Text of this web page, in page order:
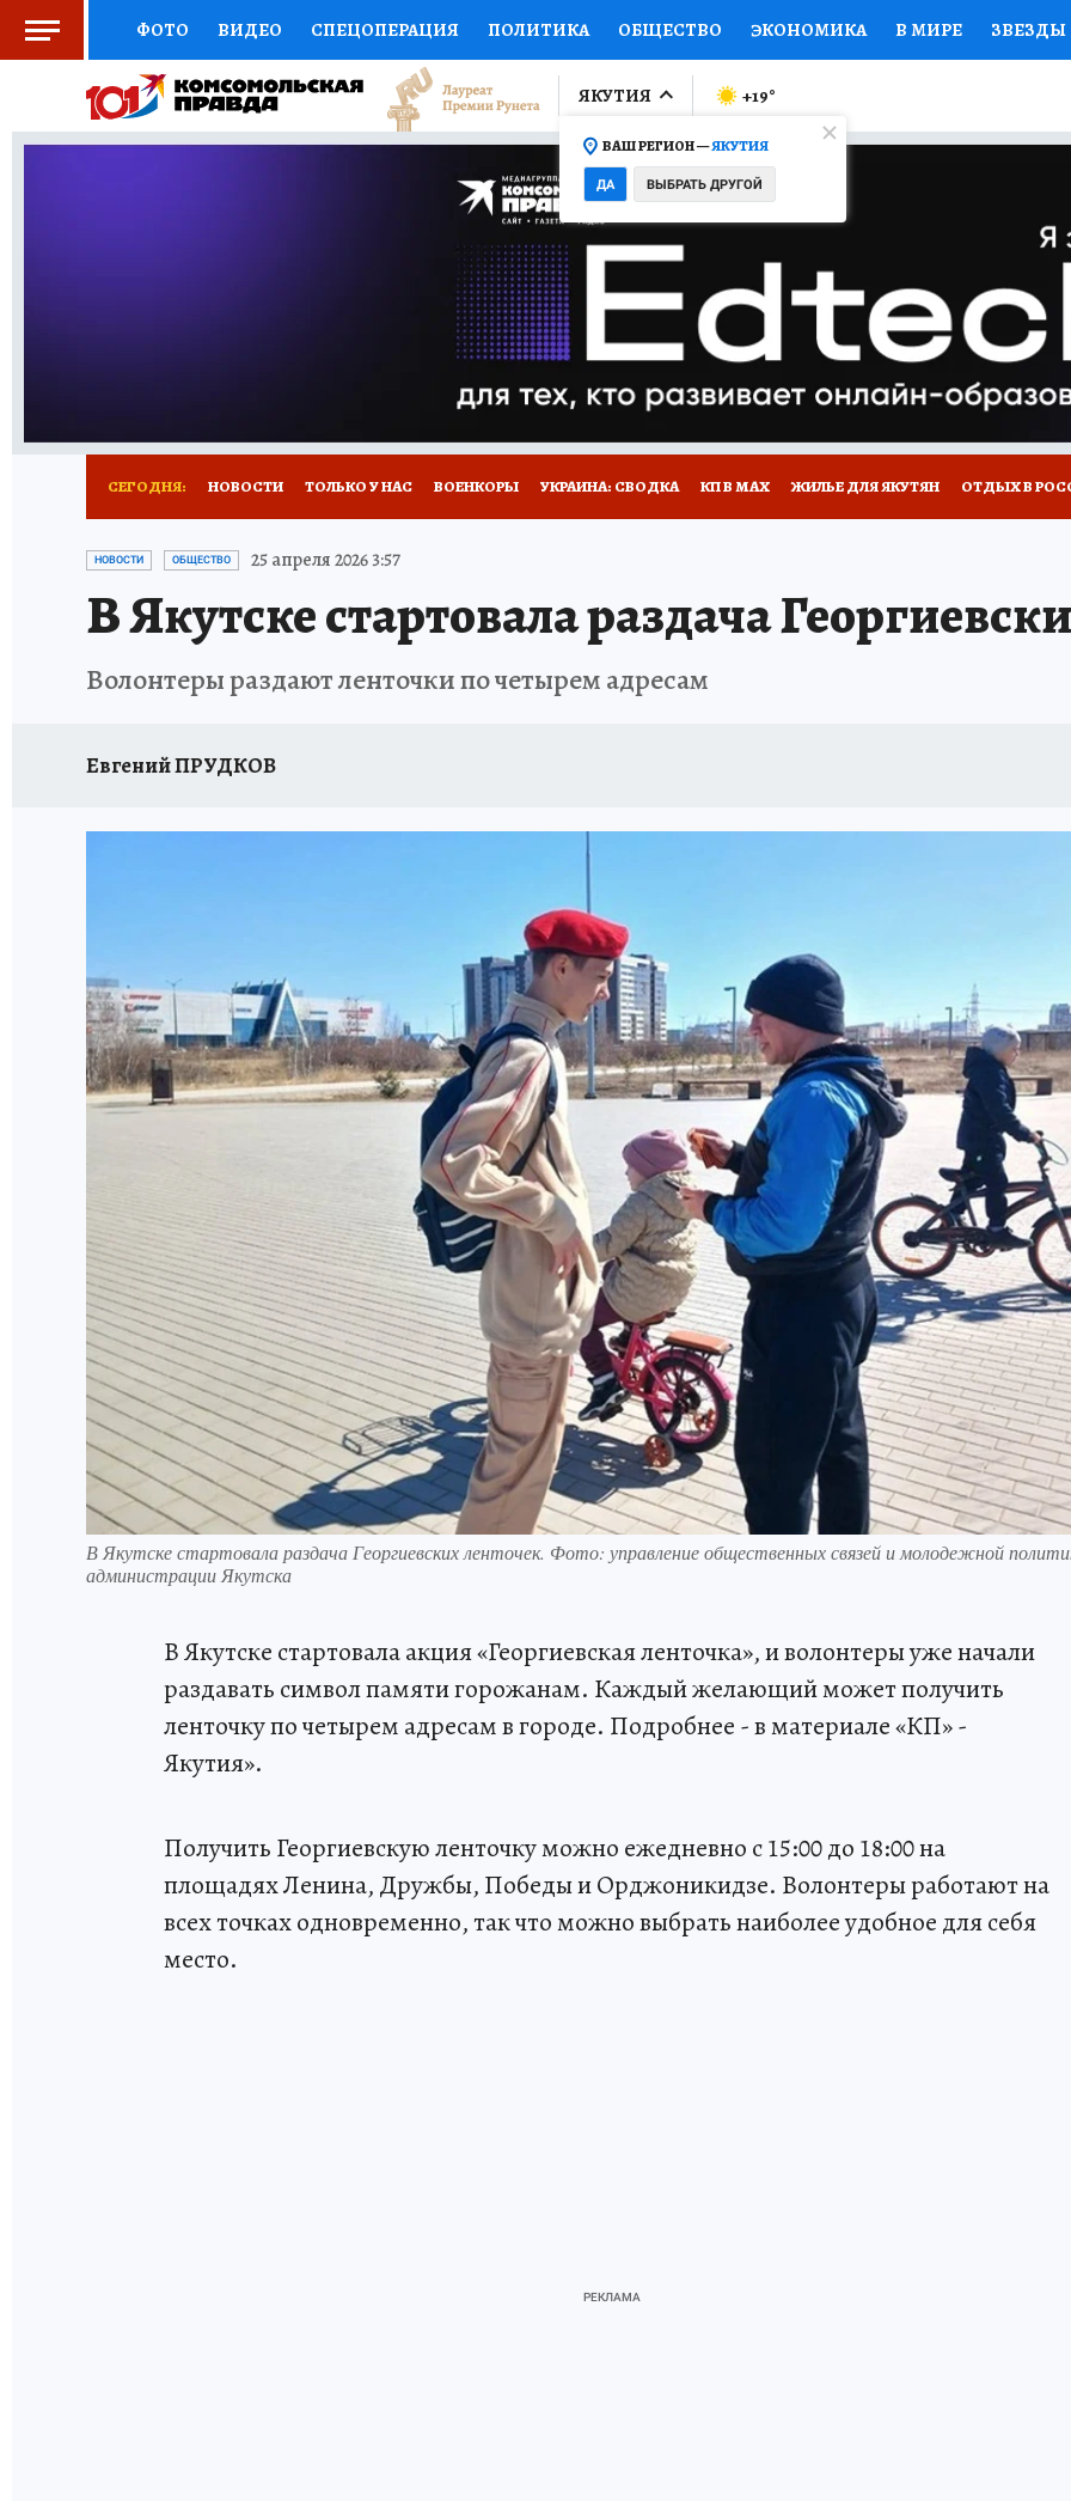
ФОТО ВИДЕО СПЕЦОПЕРАЦИЯ ПОЛИТИКА ОБЩЕСТВО ЭКОНОМИКА В МИРЕ ЗВЕЗДЫ
СОЦПОДДЕРЖКА НАУКА СПОРТ КОЛУМНИСТЫ ПРОИСШЕСТВИЯ
ВЫБОР ЭКСПЕРТОВ ДОКТОР ФИНАНСЫ ОТКРЫВАЕМ МИР Я ЗНАЮ СЕМЬЯ ЖЕНСКИЕ
ПРОГНОЗЫ НА СПОРТ ПРОМОКОДЫ СЕРИАЛЫ
ТЕЛЕВИЗОР КОЛЛЕКЦИИ КОНКУРСЫ
НОВОЕ НА САЙТЕ
ЯКУТИЯ
ВАШ РЕГИОН —ЯКУТИЯ
ДА ВЫБРАТЬ ДРУГОЙ
+19°
СЕГОДНЯ: НОВОСТИ ТОЛЬКО У НАС ВОЕНКОРЫ УКРАИНА: СВОДКА КП В МАХ ЖИЛЬЕ ДЛЯ ЯКУТЯН ОТДЫХ В
ЗАПОВЕДНАЯ РОССИЯ ЛЕЧЕНИЕ НОВОСИБИРСК
НОВОСТИ ОБЩЕСТВО 25 апреля 2026 3:57
В Якутске стартовала раздача
Волонтеры раздают ленточки по четырем адресам
Евгений ПРУДКОВ
В Якутске стартовала раздача Георгиевских ленточек. Фото: управление общественных связей и молодежной
администрации Якутска
В Якутске стартовала акция «Георгиевская ленточка», и волонтеры уже начали
раздавать символ памяти горожанам. Каждый желающий может получить
ленточку по четырем адресам в городе. Подробнее - в материале «КП» -
Якутия».
Получить Георгиевскую ленточку можно ежедневно с 15:00 до 18:00 на
площадях Ленина, Дружбы, Победы и Орджоникидзе. Волонтеры работают на
всех точках одновременно, так что можно выбрать наиболее удобное для себя
место.